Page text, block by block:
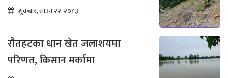
शुक्रबार, साउन २२, २०८३
रौतहटका धान खेत जलाशयमा
परिणत, किसान मर्कामा